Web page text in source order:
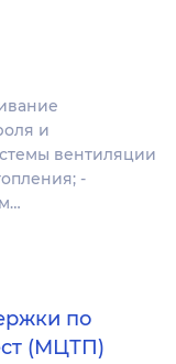
и
вентиляции
-
по
(МЦТП)